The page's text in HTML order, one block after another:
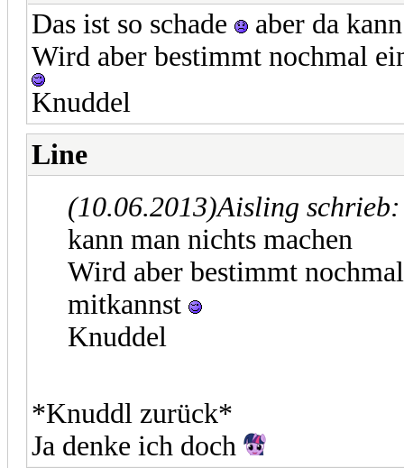
Das ist so schade
aber da
Wird aber bestimmt nochmal
Knuddel
Line
(10.06.2013)Aisling
kann man nichts machen
Wird aber bestimmt
mitkannst
Knuddel
*Knuddl zurück*
Ja denke ich doch